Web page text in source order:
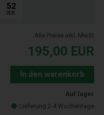
51
SEK.
Alle Preise inkl. MwSt
195,00 EUR
In den warenkorb
Auf lager
Lieferung 2-4 Wochentage